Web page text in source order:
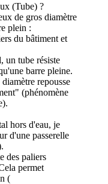
(Tube) ?
de gros diamètre
plein :
du bâtiment et
un tube résiste
barre pleine.
repousse
(phénomène
hors d'eau, je
d'une passerelle
des paliers
permet
(